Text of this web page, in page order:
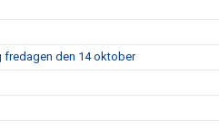
fredagen den 14 oktober